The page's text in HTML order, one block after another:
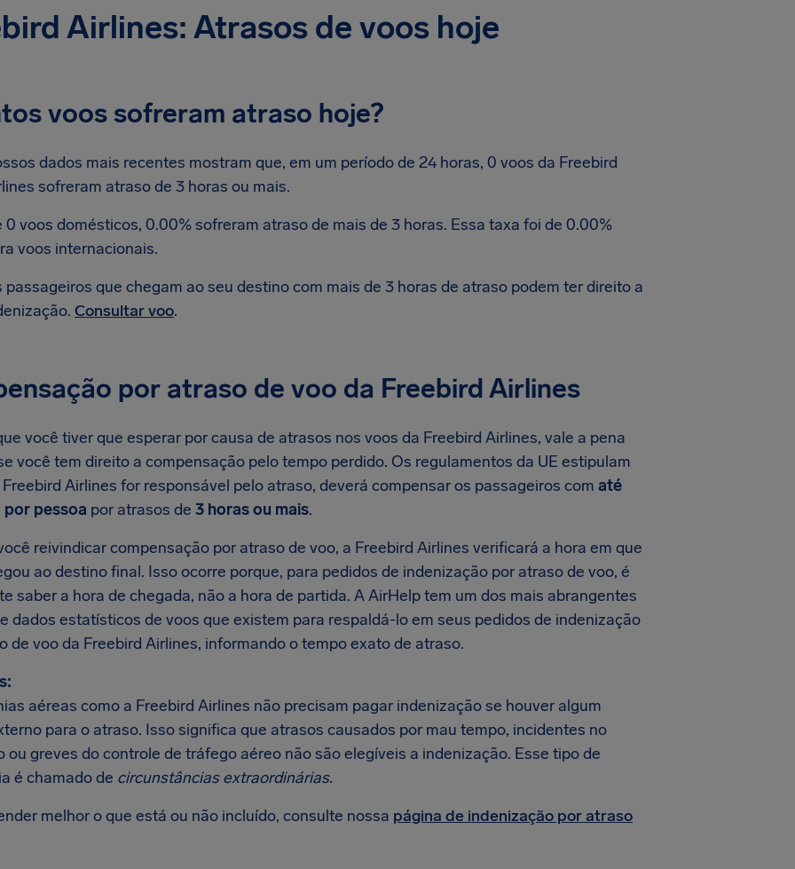
Airlines: Atrasos de voos hoje
voos sofreram atraso hoje?
dados mais recentes mostram que, em um período de 24 horas, 0 voos da Freebird
sofreram atraso de 3 horas ou mais.
0 voos domésticos, 0.00% sofreram atraso de mais de 3 horas. Essa taxa foi de 0.00%
voos internacionais.
passageiros que chegam ao seu destino com mais de 3 horas de atraso podem ter direito a
Consultar voo.
por atraso de voo da Freebird Airlines
você tiver que esperar por causa de atrasos nos voos da Freebird Airlines, vale a pena
você tem direito a compensação pelo tempo perdido. Os regulamentos da UE estipulam
Freebird Airlines for responsável pelo atraso, deverá compensar os passageiros com até
por pessoa por atrasos de 3 horas ou mais.
reivindicar compensação por atraso de voo, a Freebird Airlines verificará a hora em que
ao destino final. Isso ocorre porque, para pedidos de indenização por atraso de voo, é
saber a hora de chegada, não a hora de partida. A AirHelp tem um dos mais abrangentes
dados estatísticos de voos que existem para respaldá-lo em seus pedidos de indenização
de voo da Freebird Airlines, informando o tempo exato de atraso.
aéreas como a Freebird Airlines não precisam pagar indenização se houver algum
para o atraso. Isso significa que atrasos causados por mau tempo, incidentes no
ou greves do controle de tráfego aéreo não são elegíveis a indenização. Esse tipo de
é chamado de circunstâncias extraordinárias.
melhor o que está ou não incluído, consulte nossa página de indenização por atraso